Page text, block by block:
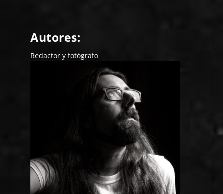
Autores:
Redactor y fotógrafo